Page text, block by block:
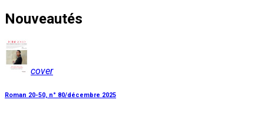
Nouveautés
cover
Roman 20-50, n° 80/décembre 2025